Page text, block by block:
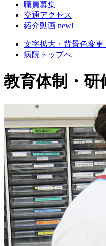
職員募集
交通アクセス
紹介動画 new!
文字拡大・背景色変
病院トップへ
教育体制・研